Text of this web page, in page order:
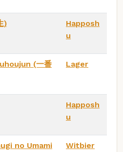
)
Happosh
u
(一番
Lager
Happosh
u
no Umami
Witbier